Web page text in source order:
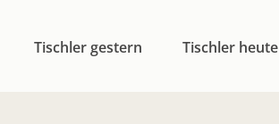
Tischler gestern Tischler heute